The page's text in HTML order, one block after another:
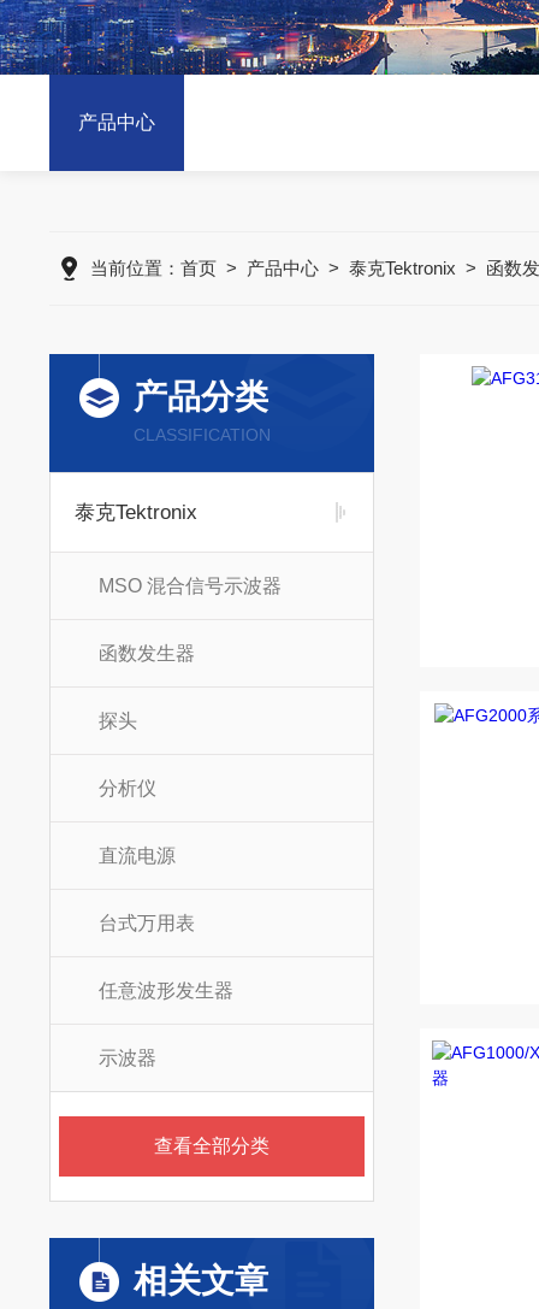
产品中心
当前位置： 首页> 产品中心> 泰克Tektronix > 函数
产品分类
CLASSIFICATION
泰克Tektronix
MSO 混合信号示波器
函数发生器
探头
分析仪
直流电源
台式万用表
任意波形发生器
示波器
查看全部分类
相关文章